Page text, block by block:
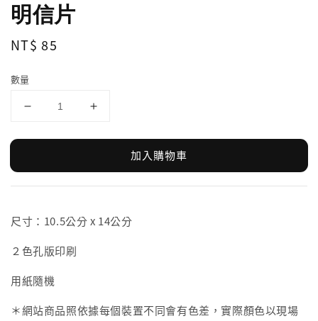
明信片
Regular
NT$ 85
數量
加入購物車
尺寸：10.5公分 x 14公分
２色孔版印刷
用紙隨機
＊網站商品照依據每個裝置不同會有色差，實際顏色以現場